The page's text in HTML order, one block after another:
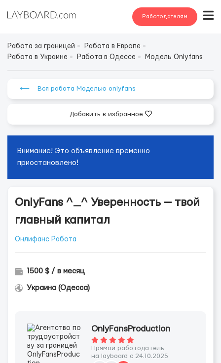
Работодателям
Работа за границей
Работа в Европе
Работа в Украине
Работа в Одессе Модель Onlyfans
⟵ Вся работа Моделью onlyfans
Добавить в избранное
Внимание! Это объявление временно
приостановлено!
OnlyFans ^_^ Уверенность — твой
главный капитал
Онлифанс Работа
1500 $ / в месяц
Украина (Одесса)
OnlyFansProduction
Прямой работодатель
на layboard с 24.10.2025